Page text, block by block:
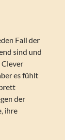
Fall der
sind und
es fühlt
der
ihre